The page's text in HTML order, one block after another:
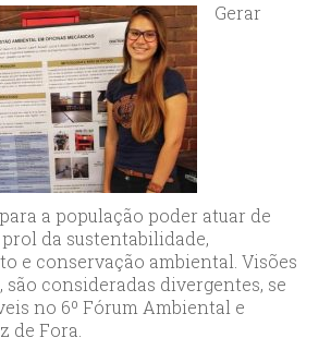
Gerar
a população poder atuar de
da sustentabilidade,
e conservação ambiental. Visões
são consideradas divergentes, se
no 6º Fórum Ambiental e
de Fora.